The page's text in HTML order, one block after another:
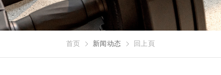
首页 新闻动态 回上頁